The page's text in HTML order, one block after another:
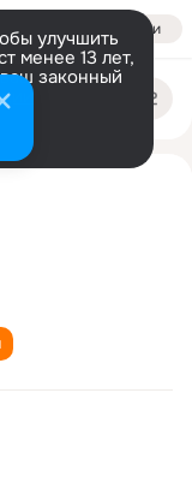
Войти
улучшить
менее 13 лет,
законный